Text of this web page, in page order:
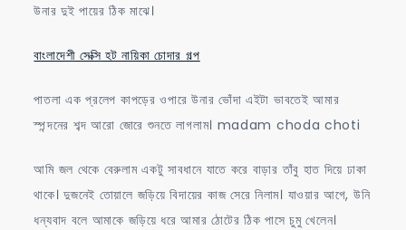
উনার দুই পায়ের ঠিক মাঝে।
বাংলাদেশী সেক্সি হট নায়িকা চোদার গল্প
পাতলা এক প্রলেপ কাপড়ের ওপারে উনার ভোঁদা এইটা ভাবতেই আমার
স্পন্দনের শব্দ আরো জোরে শুনতে লাগলাম। madam choda choti
আমি জল থেকে বেরুলাম একটু সাবধানে যাতে করে বাড়ার তাঁবু হাত দিয়ে ঢাকা
থাকে। দুজনেই তোয়ালে জড়িয়ে বিদায়ের কাজ সেরে নিলাম। যাওয়ার আগে, উনি
ধন্যবাদ বলে আমাকে জড়িয়ে ধরে আমার ঠোটের ঠিক পাসে চুমু খেলেন।